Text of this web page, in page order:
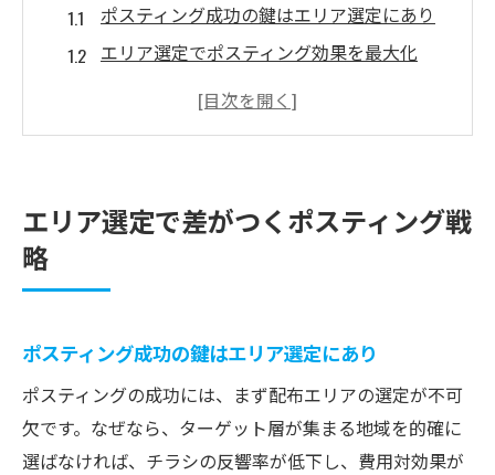
ポスティング成功の鍵はエリア選定にあり
エリア選定でポスティング効果を最大化
ポスティング配布範囲の適正な決め方を解
ポスティング配布範囲の最適化手法とは
エリア特性を分析したポスティング配布法
ターゲット別に変える配布範囲の考え方
データ活用でポスティング範囲を最適化
効率的なポスティング配布範囲の絞り方
エリア選定で差がつくポスティング戦
略
ポスティング成功の鍵はエリア選定にあり
ポスティングの成功には、まず配布エリアの選定が不可
欠です。なぜなら、ターゲット層が集まる地域を的確に
選ばなければ、チラシの反響率が低下し、費用対効果が